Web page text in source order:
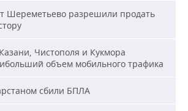
Шереметьево разрешили продать
Чистополя и Кукмора
объем мобильного трафика
сбили БПЛА